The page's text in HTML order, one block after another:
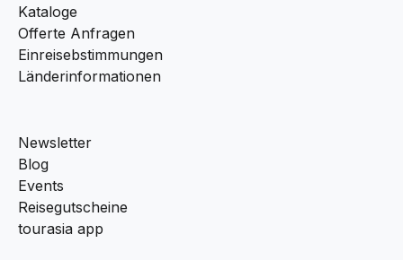
Kataloge
Offerte Anfragen
Einreisebstimmungen
Länderinformationen
Newsletter
Blog
Events
Reisegutscheine
tourasia app